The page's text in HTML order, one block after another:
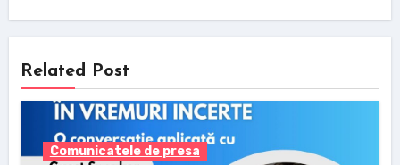
Related Post
Comunicatele de presa